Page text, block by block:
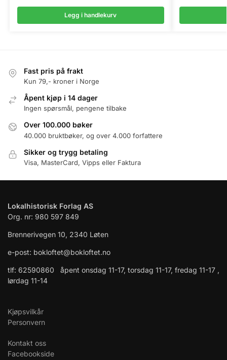
Legg i handlekurv
Fast pris på frakt
Kun 79,- kroner i Norge
Åpent kjøp i 14 dager
Ingen spørsmål, pengene tilbake
Over 100.000 bøker
40.000 bruktbøker, og over 4.000 forfattere
Sikker og trygg betaling
Visa, MasterCard, Vipps eller Faktura
Lokalhistorisk Forlag AS
Org. nr: 980 597 849
Brennerivegen 10, 2340 Løten
e-post: bokloftet@bokloftet.no
tlf: 62590860 åpent onsdag 11-17, torsdag 11-17, fredag 11-17 ,
lørdag 11-14
Kjøpsvilkår
Personvern
Kontakt oss
Facebookside